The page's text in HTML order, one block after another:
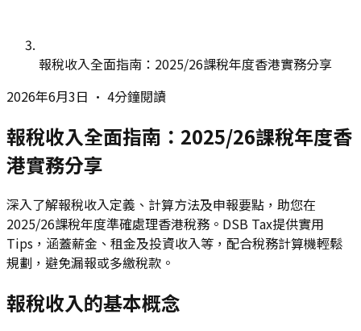
報稅收入全面指南：2025/26課稅年度香港實務分享
2026年6月3日 • 4分鐘閱讀
報稅收入全面指南：2025/26課稅年度香
港實務分享
深入了解報稅收入定義、計算方法及申報要點，助您在
2025/26課稅年度準確處理香港稅務。DSB Tax提供實用
Tips，涵蓋薪金、租金及投資收入等，配合稅務計算機輕鬆
規劃，避免漏報或多繳稅款。
報稅收入的基本概念